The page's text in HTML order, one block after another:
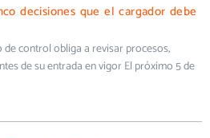
decisiones que el cargador debe
control obliga a revisar procesos,
de su entrada en vigor El próximo 5 de